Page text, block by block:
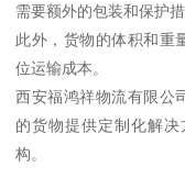
需要额外的包装和保护
此外，货物的体积和重
位运输成本。
西安福鸿祥物流有限公
的货物提供定制化解
构。